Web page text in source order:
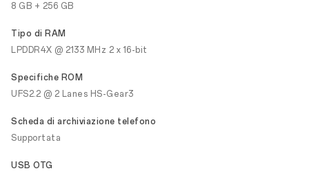
8 GB + 256 GB
Tipo di RAM
LPDDR4X @ 2133 MHz 2 x 16-bit
Specifiche ROM
UFS2.2 @ 2 Lanes HS-Gear3
Scheda di archiviazione telefono
Supportata
USB OTG